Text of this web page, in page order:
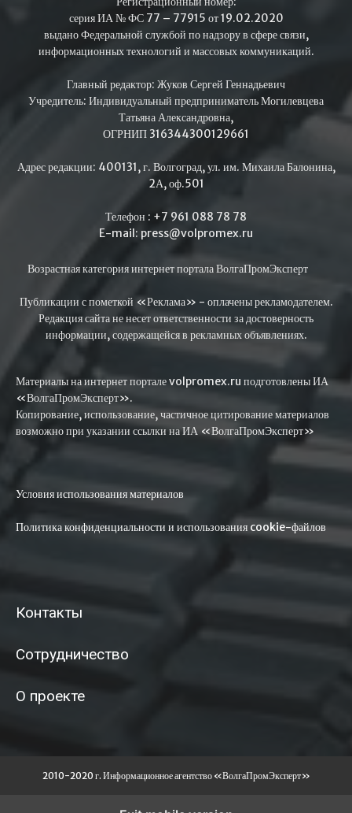
серия ИА № ФС 77 – 77915 от 19.02.2020
выдано Федеральной службой по надзору в сфере связи,
информационных технологий и массовых коммуникаций.
Главный редактор: Жуков Сергей Геннадьевич
Учредитель: Индивидуальный предприниматель Могилевцева
Татьяна Александровна,
ОГРНИП 316344300129661
Адрес редакции: 400131, г. Волгоград, ул. им. Михаила Балонина,
2А, оф.501
Телефон : +7 961 088 78 78
E-mail: press@volpromex.ru
Возрастная категория интернет портала ВолгаПромЭксперт
Публикации с пометкой «Реклама» - оплачены рекламодателем.
Редакция сайта не несет ответственности за достоверность
информации, содержащейся в рекламных объявлениях.
Материалы на интернет портале volpromex.ru подготовлены ИА
«ВолгаПромЭксперт».
Копирование, использование, частичное цитирование материалов
возможно при указании ссылки на ИА «ВолгаПромЭксперт»
Условия использования материалов
Политика конфиденциальности и использования cookie-файлов
Контакты
Сотрудничество
О проекте
2010-2020 г. Информационное агентство «ВолгаПромЭксперт»